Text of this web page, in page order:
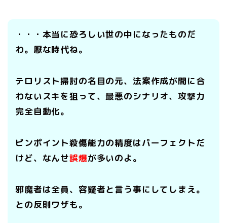
・・・本当に恐ろしい世の中になったものだ
わ。厭な時代ね。
テロリスト掃討の名目の元、法案作成が間に合
わないスキを狙って、最悪のシナリオ、攻撃力
完全自動化。
ピンポイント殺傷能力の精度はパーフェクトだ
けど、なんせ誤爆が多いのよ。
邪魔者は全員、容疑者と言う事にしてしまえ。
との反則ワザも。